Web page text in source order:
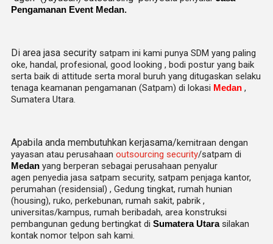
Pengamanan Event Medan.
Di area jasa security satpam ini kami punya SDM yang paling
oke, handal, profesional, good looking , bodi postur yang baik
serta baik di attitude serta moral buruh yang ditugaskan selaku
tenaga keamanan pengamanan (Satpam) di lokasi Medan ,
Sumatera Utara.
Apabila anda membutuhkan kerjasama/kemitraan dengan
yayasan atau perusahaan outsourcing security/satpam di
Medan yang berperan sebagai perusahaan penyalur
agen penyedia jasa satpam security, satpam penjaga kantor,
perumahan (residensial) , Gedung tingkat, rumah hunian
(housing), ruko, perkebunan, rumah sakit, pabrik ,
universitas/kampus, rumah beribadah, area konstruksi
pembangunan gedung bertingkat di Sumatera Utarasilakan
kontak nomor telpon sah kami.